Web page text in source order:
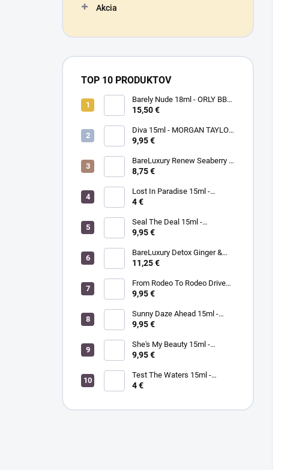
Akcia
TOP 10 PRODUKTOV
Barely Nude 18ml - ORLY BB
CRÉME - makeup na nechty
15,50 €
Diva 15ml - MORGAN TAYLOR
- lak na nechty
9,95 €
BareLuxury Renew Seaberry &
Kukui - MORGAN TAYLOR -
sada rakytník/kukui
8,75 €
Lost In Paradise 15ml -
MORGAN TAYLOR - lak na
4 €
Seal The Deal 15ml -
MORGAN TAYLOR - lak na
9,95 €
BareLuxury Detox Ginger &
Green Tea Lotion 240ml -
hydratačný krém na ruky a
telo zázvor/zelený čaj
11,25 €
From Rodeo To Rodeo Drive
15ml - MORGAN TAYLOR - lak
9,95 €
Sunny Daze Ahead 15ml -
MORGAN TAYLOR - lak na
9,95 €
She's My Beauty 15ml -
MORGAN TAYLOR - lak na
9,95 €
Test The Waters 15ml -
MORGAN TAYLOR - lak na
4 €